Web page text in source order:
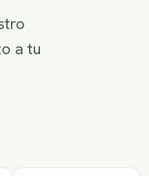
a tu